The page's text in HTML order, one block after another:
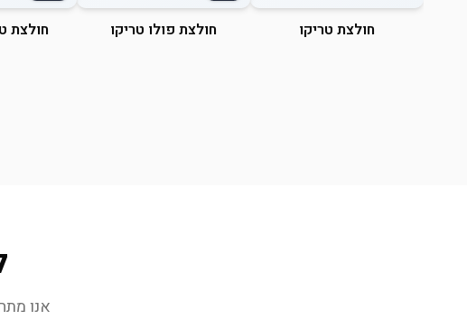
חולצת טריקו חולצת פולו טריקו חולצת
אנו